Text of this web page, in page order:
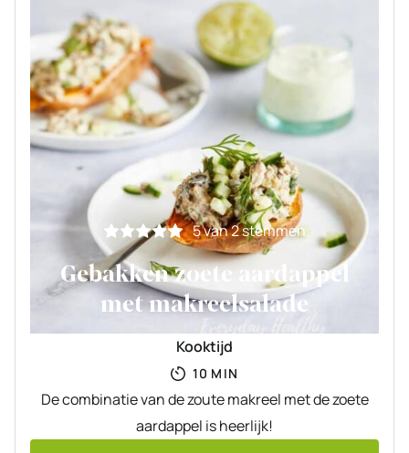
5van2stemmen
Gebakken zoete aardappel
met makreelsalade
Kooktijd
10 MINUTEN
MIN
De combinatie van de zoute makreel met de zoete
aardappel is heerlijk!